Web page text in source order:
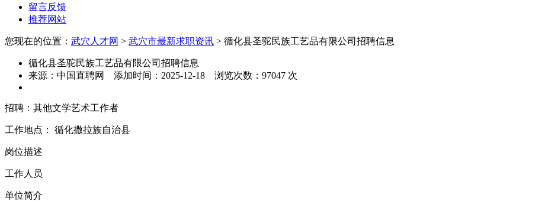
留言反馈
推荐网站
您现在的位置： 武穴人才网 > 武穴市最新求职资讯 > 循化县圣驼民族工艺品有限公司招聘信息
循化县圣驼民族工艺品有限公司招聘信息
来源： 中国直聘网 添加时间： 2025-12-18 浏览次数： 97047 次
招聘：其他文学艺术工作者
工作地点： 循化撒拉族自治县
岗位描述
工作人员
单位简介